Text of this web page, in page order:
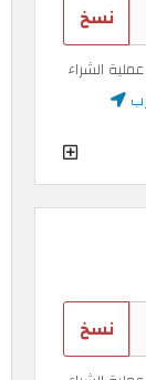
نسخ
الشراء
نسخ